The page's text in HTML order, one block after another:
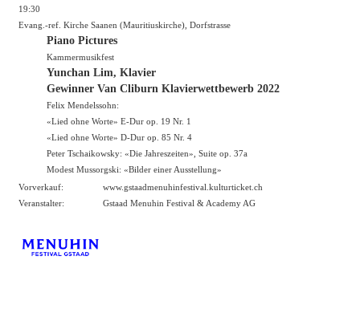
19:30
Evang.-ref. Kirche Saanen (Mauritiuskirche), Dorfstrasse
Piano Pictures
Kammermusikfest
Yunchan Lim, Klavier
Gewinner Van Cliburn Klavierwettbewerb 2022
Felix Mendelssohn:
«Lied ohne Worte» E-Dur op. 19 Nr. 1
«Lied ohne Worte» D-Dur op. 85 Nr. 4
Peter Tschaikowsky: «Die Jahreszeiten», Suite op. 37a
Modest Mussorgski: «Bilder einer Ausstellung»
Vorverkauf:
www.gstaadmenuhinfestival.kulturticket.ch
Veranstalter:
Gstaad Menuhin Festival & Academy AG